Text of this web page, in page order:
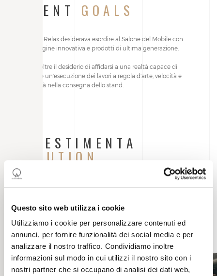
Questo sito web utilizza i cookie
Utilizziamo i cookie per personalizzare contenuti ed
annunci, per fornire funzionalità dei social media e per
analizzare il nostro traffico. Condividiamo inoltre
informazioni sul modo in cui utilizzi il nostro sito con i
nostri partner che si occupano di analisi dei dati web,
CLIENT GOALS
L’azienda Relax desiderava esordire al Salone del Mobile con
un’immagine innovativa e prodotti di ultima generazione.
Aveva inoltre il desiderio di affidarsi a una realtà capace di
assicurare un’esecuzione dei lavori a regola d’arte, velocità e
puntualità nella consegna dello stand.
ALLESTIMENTA
SOLUTION
con la richiesta fatta dal brand. Un allestimento relativamente
piccolo capace però di dare un’impronta incisiva e coerente con
la richiesta.